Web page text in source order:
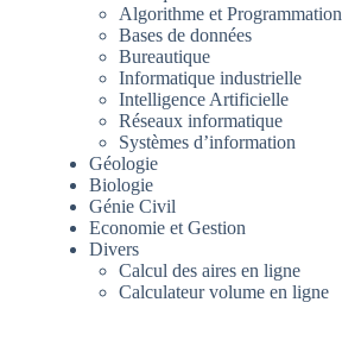
Algorithme et Programmation
Bases de données
Bureautique
Informatique industrielle
Intelligence Artificielle
Réseaux informatique
Systèmes d’information
Géologie
Biologie
Génie Civil
Economie et Gestion
Divers
Calcul des aires en ligne
Calculateur volume en ligne